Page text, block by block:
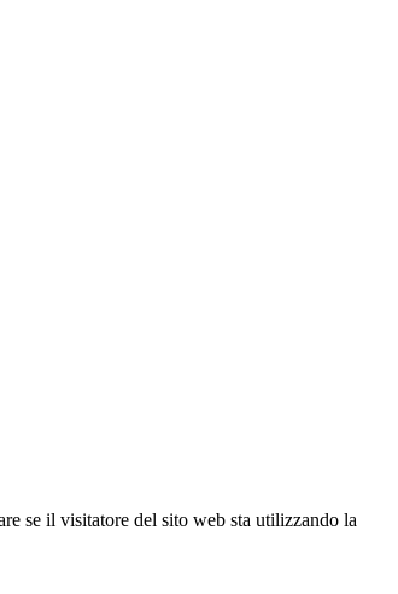
se il visitatore del sito web sta utilizzando la